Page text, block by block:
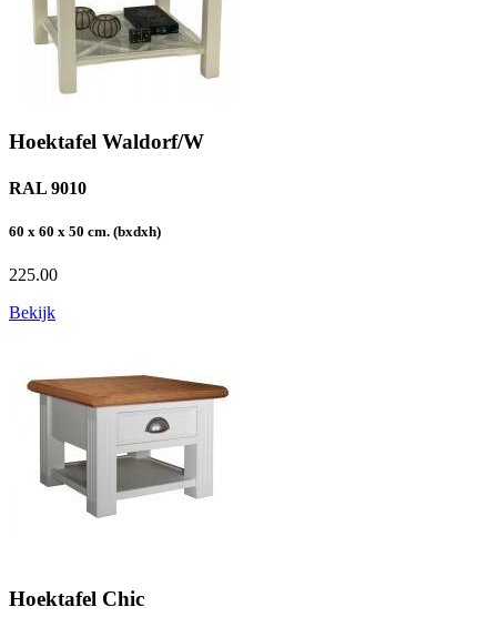
Hoektafel Waldorf/W
RAL 9010
60 x 60 x 50 cm. (bxdxh)
225.00
Bekijk
Hoektafel Chic